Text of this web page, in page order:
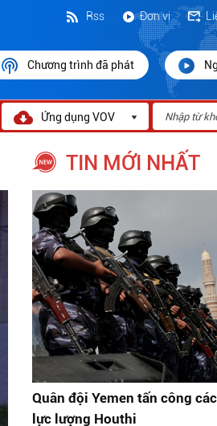
Đơn vị
Rss
Chương trình đã phát
Ứng dụng VOV
TIN MỚI NHẤT
Quân đội Yemen tấn công
lực lượng Houthi